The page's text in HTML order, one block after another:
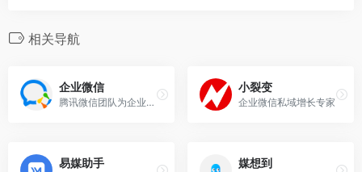
相关导航
企业微信
腾讯微信团队为企业打造的专业办公管理工具，官方下载
小裂变
企业微信私域增长专家
易媒助手 媒想到